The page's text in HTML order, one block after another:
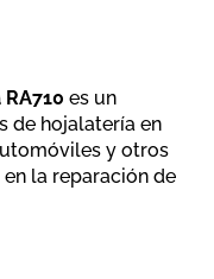
es un
de hojalatería en
y otros
la reparación de